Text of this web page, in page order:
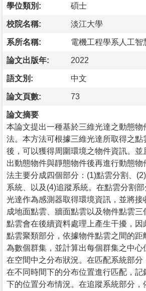
學位類別: 碩士
校院名稱: 淡江大學
系所名稱: 電機工程學系人工智
論文出版年: 2022
語文別: 中文
論文頁數: 73
論文摘要
本論文提出一種基於三維光達之動態物
法。本方法可根據三維光達所取得之點
後，可以獲得周圍環境之物件資訊。並
出動態物件與靜態物件後再進行動態
法主要分成四個部分：(1)點雲分割、
系統、以及(4)追蹤系統。在點雲分割
光達作為感測器取得環境資訊，並將接
成地面點雲、牆面點雲以及物件點雲
點雲會在後續資料處理上產生干擾，因
點雲聚類部分，依據物件點雲之間的距
為數個群集，並計算出每個群集之中心
在空間中之分布狀況。在匹配系統部分
在不同時間下的分布位置進行匹配，記
下的位置分布情況。在追蹤系統部分，